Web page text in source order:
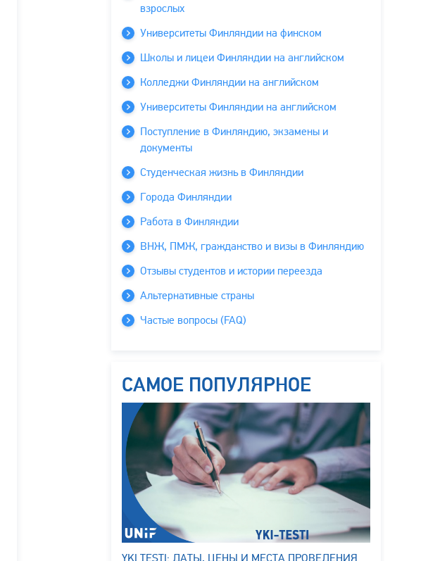
взрослых
Университеты Финляндии на финском
Школы и лицеи Финляндии на английском
Колледжи Финляндии на английском
Университеты Финляндии на английском
Поступление в Финляндию, экзамены и
документы
Студенческая жизнь в Финляндии
Города Финляндии
Работа в Финляндии
ВНЖ, ПМЖ, гражданство и визы в Финляндию
Отзывы студентов и истории переезда
Альтернативные страны
Частые вопросы (FAQ)
САМОЕ ПОПУЛЯРНОЕ
YKI TESTI: ДАТЫ, ЦЕНЫ И МЕСТА ПРОВЕДЕНИЯ